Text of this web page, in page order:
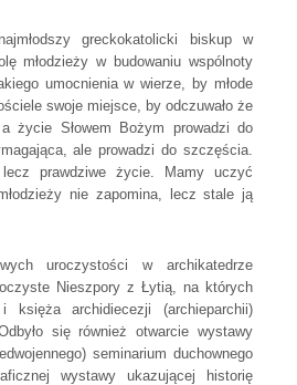
greckokatolicki biskup w
młodzieży w budowaniu wspólnoty
umocnienia w wierze, by młode
swoje miejsce, by odczuwało że
życie Słowem Bożym prowadzi do
ale prowadzi do szczęścia.
prawdziwe życie. Mamy uczyć
nie zapomina, lecz stale ją
uroczystości w archikatedrze
Nieszpory z Łytią, na których
księża archidiecezji (archieparchii)
się również otwarcie wystawy
seminarium duchownego
wystawy ukazującej historię